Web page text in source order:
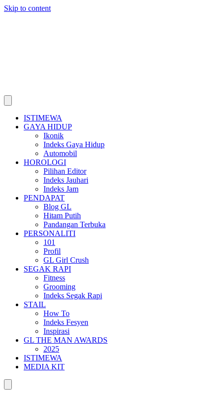
Skip to content
ISTIMEWA
GAYA HIDUP
Ikonik
Indeks Gaya Hidup
Automobil
HOROLOGI
Pilihan Editor
Indeks Jauhari
Indeks Jam
PENDAPAT
Blog GL
Hitam Putih
Pandangan Terbuka
PERSONALITI
101
Profil
GL Girl Crush
SEGAK RAPI
Fitness
Grooming
Indeks Segak Rapi
STAIL
How To
Indeks Fesyen
Inspirasi
GL THE MAN AWARDS
2025
ISTIMEWA
MEDIA KIT